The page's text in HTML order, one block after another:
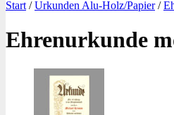
Start / Urkunden Alu-Holz/Papier /
Ehrenurkunde